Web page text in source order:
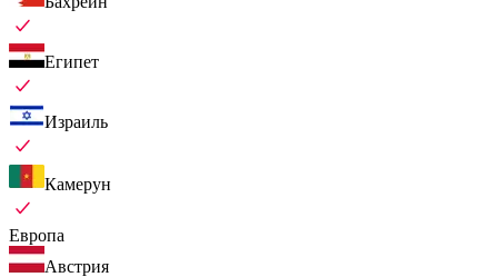
Египет
Израиль
Камерун
Европа
Австрия